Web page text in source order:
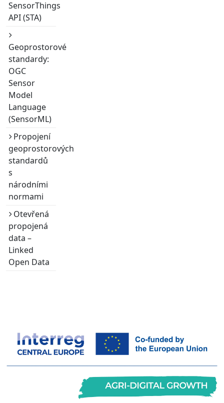
SensorThings
API (STA)
Geoprostorové
standardy:
OGC
Sensor
Model
Language
(SensorML)
Propojení
geoprostorových
standardů
s
národními
normami
Otevřená
propojená
data –
Linked
Open Data